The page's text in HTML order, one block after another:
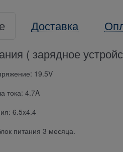
Доставка
( зарядное
19.5V
тока: 4.7A
6.5x4.4
питания 3 месяца.